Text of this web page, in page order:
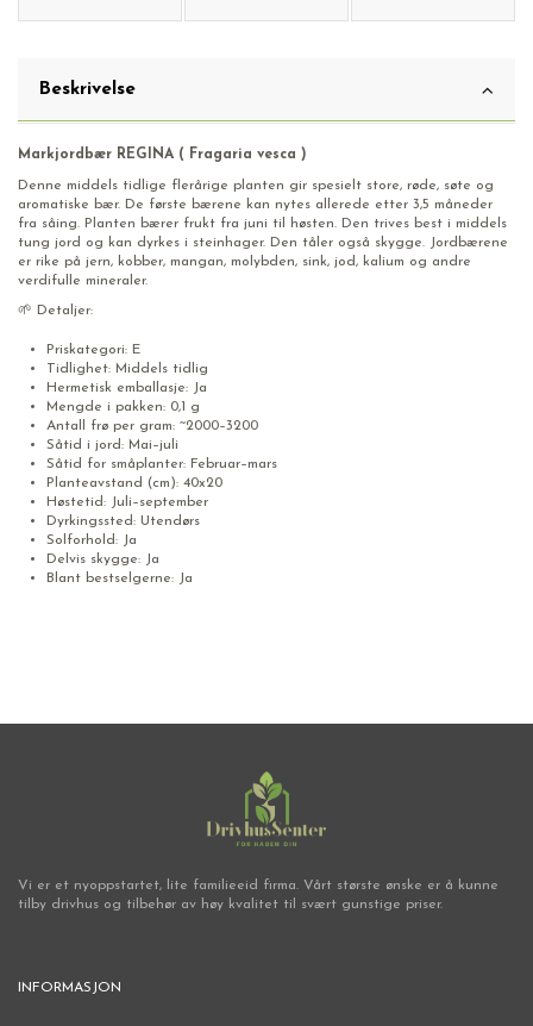
Beskrivelse
Markjordbær REGINA ( Fragaria vesca )
Denne middels tidlige flerårige planten gir spesielt store, røde, søte og
aromatiske bær. De første bærene kan nytes allerede etter 3,5 måneder
fra såing. Planten bærer frukt fra juni til høsten. Den trives best i middels
tung jord og kan dyrkes i steinhager. Den tåler også skygge. Jordbærene
er rike på jern, kobber, mangan, molybden, sink, jod, kalium og andre
verdifulle mineraler.
🌱 Detaljer:
Priskategori: E
Tidlighet: Middels tidlig
Hermetisk emballasje: Ja
Mengde i pakken: 0,1 g
Antall frø per gram: ~2000–3200
Såtid i jord: Mai–juli
Såtid for småplanter: Februar–mars
Planteavstand (cm): 40x20
Høstetid: Juli–september
Dyrkingssted: Utendørs
Solforhold: Ja
Delvis skygge: Ja
Blant bestselgerne: Ja
Vi er et nyoppstartet, lite familieeid firma. Vårt største ønske er å kunne
tilby drivhus og tilbehør av høy kvalitet til svært gunstige priser.
INFORMASJON